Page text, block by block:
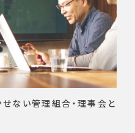
ない管理組合・理事会と